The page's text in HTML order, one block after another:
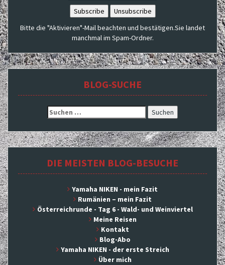
Bitte die "Aktivieren"-Mail beachten und bestätigen.Sie landet
manchmal im Spam-Ordner.
BLOG-SUCHE
Suchen
nach:
DIE MEISTEN BLOG-BESUCHE
Yamaha NIKEN - mein Fazit
Rumänien – mein Fazit
Österreichrunde - Tag 6 - Wald- und Weinviertel
Meine Reisen
Kontakt
Blog-Abo
Yamaha NIKEN - der erste Streich
Über mich